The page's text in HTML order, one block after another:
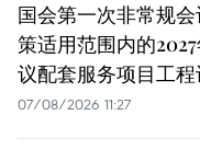
国会第一次非常规
策适用范围内的
议配套服务项目工
07/08/2026 11:27